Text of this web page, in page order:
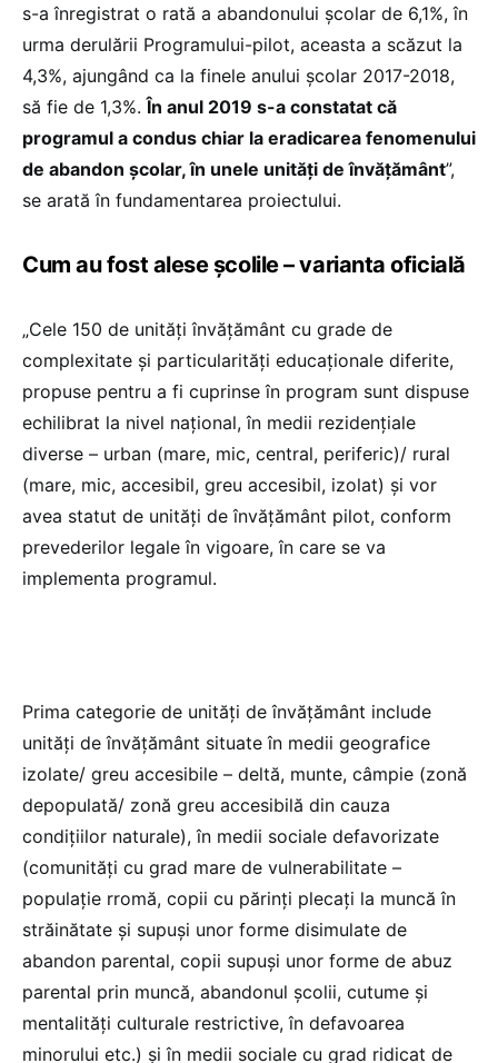
s-a înregistrat o rată a abandonului școlar de 6,1%, în
urma derulării Programului-pilot, aceasta a scăzut la
4,3%, ajungând ca la finele anului școlar 2017-2018,
să fie de 1,3%.În anul 2019 s-a constatat că
programul a condus chiar la eradicarea fenomenului
de abandon școlar, în unele unități de învățământ”,
se arată în fundamentarea proiectului.
Cum au fost alese școlile – varianta oficială
„Cele 150 de unități învăţământ cu grade de
complexitate și particularități educaționale diferite,
propuse pentru a fi cuprinse în program sunt dispuse
echilibrat la nivel național, în medii rezidențiale
diverse – urban (mare, mic, central, periferic)/ rural
(mare, mic, accesibil, greu accesibil, izolat) și vor
avea statut de unități de învățământ pilot, conform
prevederilor legale în vigoare, în care se va
implementa programul.
Prima categorie de unități de învățământ include
unități de învățământ situate în medii geografice
izolate/ greu accesibile – deltă, munte, câmpie (zonă
depopulată/ zonă greu accesibilă din cauza
condițiilor naturale), în medii sociale defavorizate
(comunități cu grad mare de vulnerabilitate –
populație rromă, copii cu părinți plecați la muncă în
străinătate și supuși unor forme disimulate de
abandon parental, copii supuși unor forme de abuz
parental prin muncă, abandonul școlii, cutume și
mentalități culturale restrictive, în defavoarea
minorului etc.) și în medii sociale cu grad ridicat de